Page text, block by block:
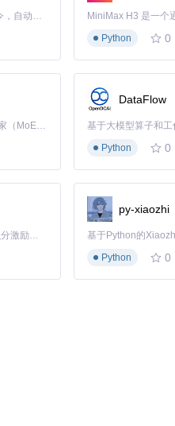
-d /system"'
Claude Code 的开源替代方案。连接任意大模型，编辑代码，运行命令，自动验证 — 全自动执行。用 Rust 构建，极致性能。 ｜ An open-source alternative to Claude Code. Connect any LLM, edit code, run commands, and verify changes — autonomously. Built in Rust for speed. Get Started
Python
0
Kimi K3 是Kimi能力最强的模型：这是一个拥有 2.8 万亿参数的混合专家（MoE）模型，具备原生视觉理解能力，并支持 100 万 token 的上下文窗口。
DataFlow
基于大模型算子和
Python
0
「源启盛夏」暑期校园开发者成长计划旨在激活校园开源力量，通过积分激励、认证扶持、资源倾斜等形式，引导高校组织和开发者完成「入驻 — 建项目 — 做贡献 — 获认证 — 得资源」的完整闭环。无论你是想带领社团入驻平台的组织者，还是希望用代码贡献证明自己的开发者，都能在这里找到属于你的成长路径。
py-xiaozhi
Python
0